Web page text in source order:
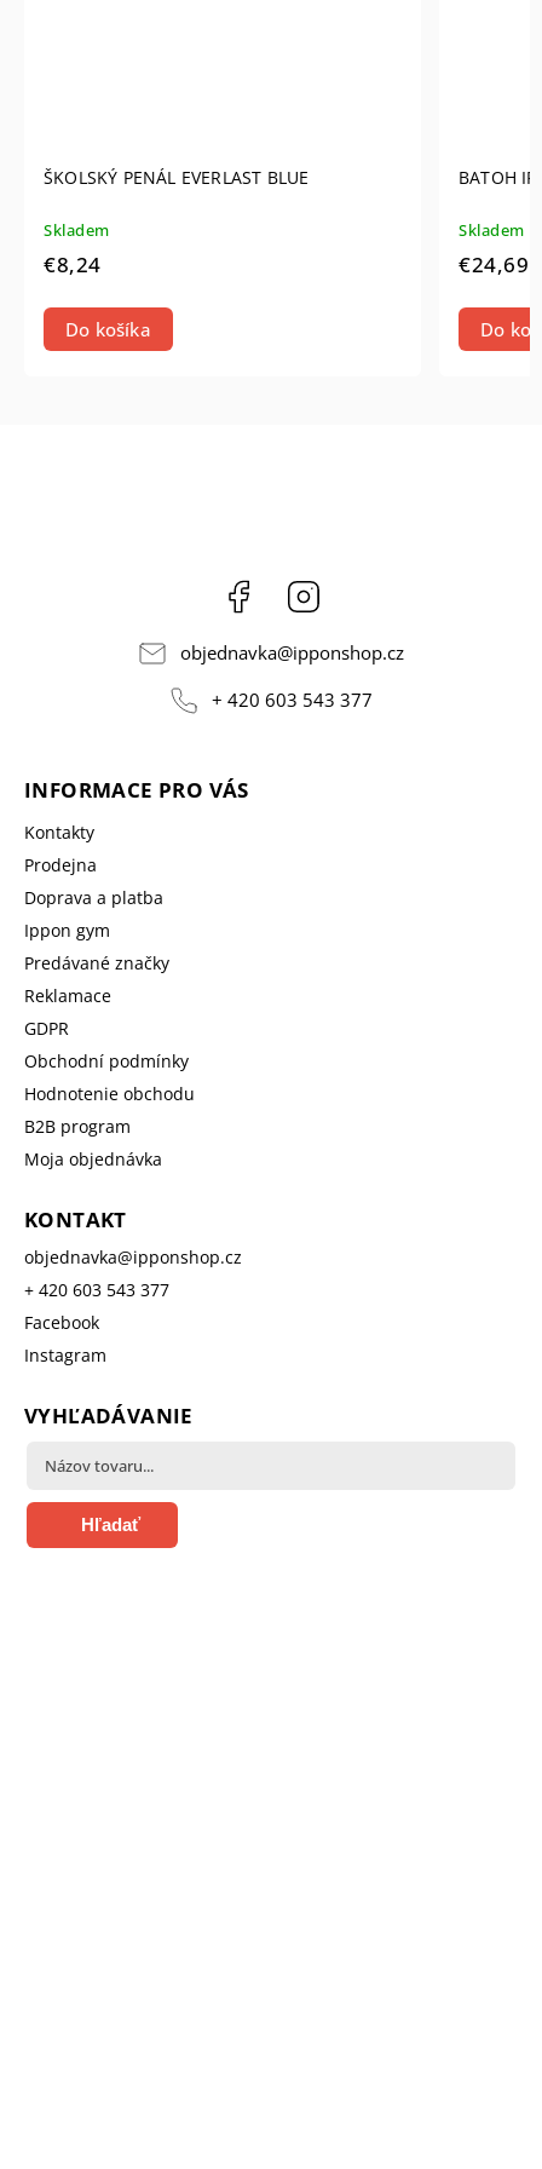
ŠKOLSKÝ PENÁL EVERLAST BLUE
Skladem
€8,24
Do košíka
BATOH
Skladem
€24,69
Do košíka
Facebook
objednavka@ipponshop.cz
+ 420 603 543 377
INFORMACE PRO VÁS
Kontakty
Prodejna
Doprava a platba
Ippon gym
Predávané značky
Reklamace
GDPR
Obchodní podmínky
Hodnotenie obchodu
B2B program
Moja objednávka
KONTAKT
objednavka@ipponshop.cz
+ 420 603 543 377
Facebook
Instagram
VYHĽADÁVANIE
Hľadať